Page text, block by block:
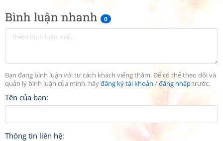
Bình luận nhanh 0
Bạn đang bình luận với tư cách khách viếng thăm. Để có thể theo dõi và
quản lý bình luận của mình, hãyđăng ký tài khoản /đăng nhậptrước.
Tên của bạn:
Thông tin liên hệ: